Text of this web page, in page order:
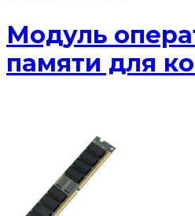
Модуль
памяти для